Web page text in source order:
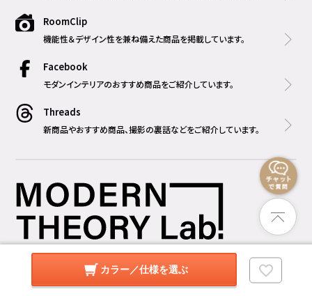
カラー／仕様を選ぶ
RoomClip
機能性＆デザイン性を兼ね備えた商品を掲載しています。
Facebook
モダンインテリアのおすすめ商品をご紹介しています。
Threads
新商品やおすすめ商品、撮影の裏話などをご紹介しています。
営業時間
平日 10:00 ～ 17:00
土日祝 10:00 ～ 19:00